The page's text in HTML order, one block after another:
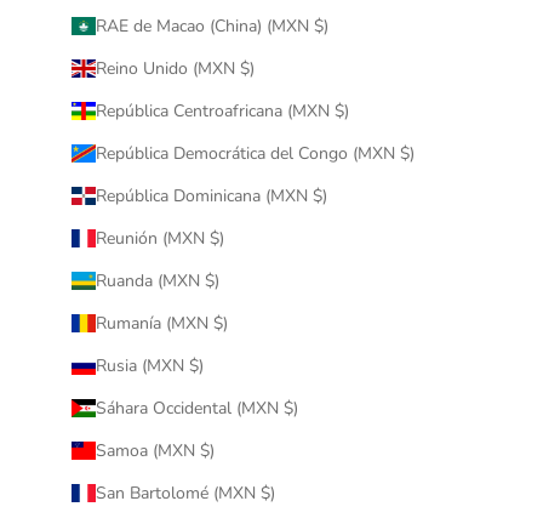
RAE de Macao (China) (MXN $)
Reino Unido (MXN $)
República Centroafricana (MXN $)
República Democrática del Congo (MXN $)
República Dominicana (MXN $)
Reunión (MXN $)
Ruanda (MXN $)
Rumanía (MXN $)
Rusia (MXN $)
Sáhara Occidental (MXN $)
Samoa (MXN $)
San Bartolomé (MXN $)